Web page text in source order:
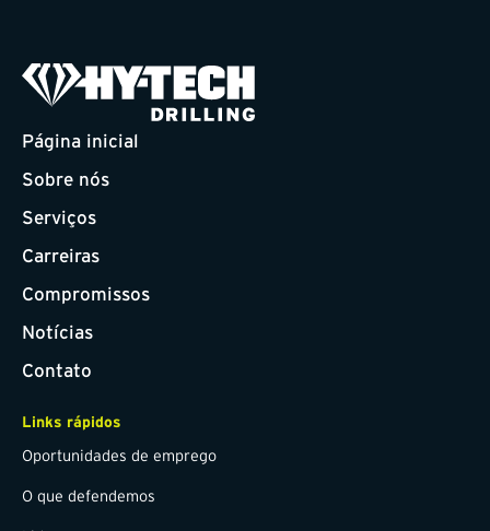
Página inicial
Sobre nós
Serviços
Carreiras
Compromissos
Notícias
Contato
Links rápidos
Oportunidades de emprego
O que defendemos